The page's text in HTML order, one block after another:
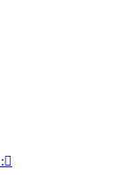
: